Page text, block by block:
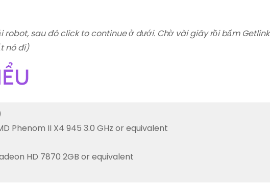
sau đó click to continue ở dưới. Chờ vài giây rồi bấm
nó đi)
Phenom II X4 945 3.0 GHz or equivalent
HD 7870 2GB or equivalent